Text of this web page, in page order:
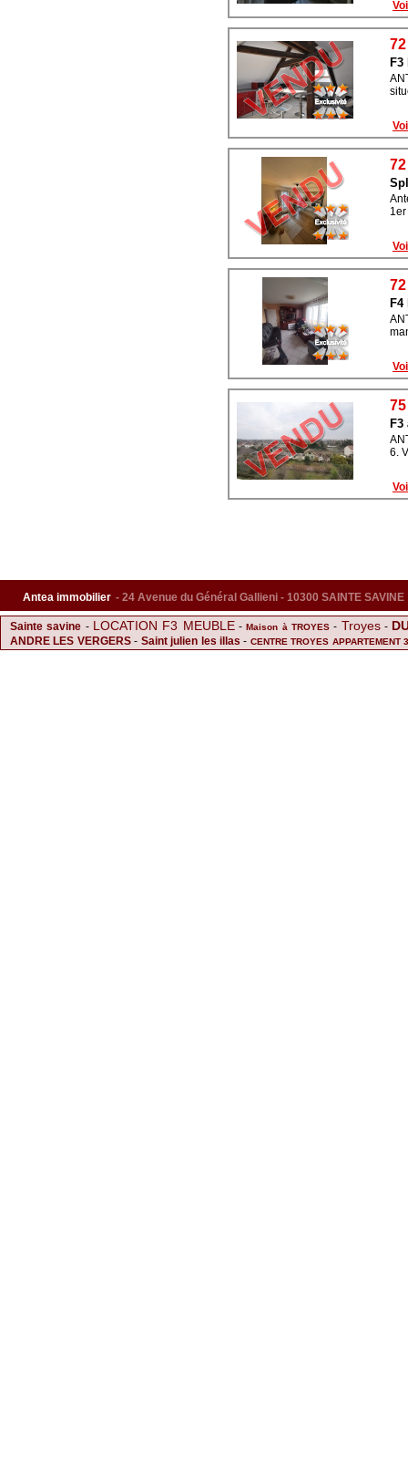
F3
F4
6.
Antea immobilier - 24 Avenue du Général Gallieni - 10300 SAINTE SAVINE
Sainte savine - LOCATION F3 MEUBLE-Maison à TROYES - Troyes-
ANDRE LES VERGERS- Saint julien les illas - CENTRE TROYES APPARTEMENT
de Sainte-Savine Origny le sec
F2 BIS